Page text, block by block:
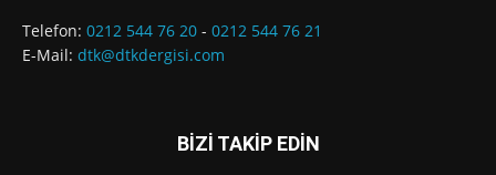
Telefon: 0212 544 76 20 - 0212 544 76 21
E-Mail: dtk@dtkdergisi.com
BİZİ TAKİP EDİN